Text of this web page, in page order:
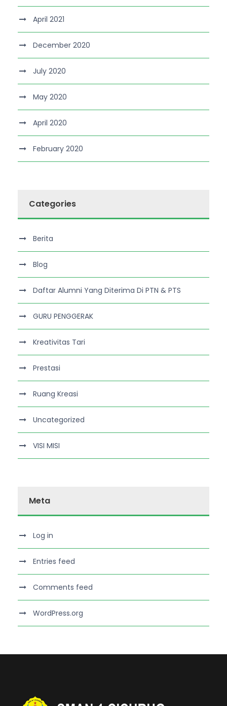
April 2021
December 2020
July 2020
May 2020
April 2020
February 2020
Categories
Berita
Blog
Daftar Alumni Yang Diterima Di PTN & PTS
GURU PENGGERAK
Kreativitas Tari
Prestasi
Ruang Kreasi
Uncategorized
VISI MISI
Meta
Log in
Entries feed
Comments feed
WordPress.org